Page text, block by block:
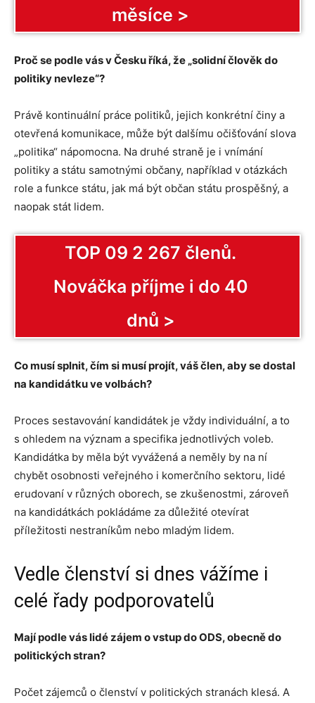
měsíce >
Proč se podle vás v Česku říká, že „solidní člověk do
politiky nevleze“?
Právě kontinuální práce politiků, jejich konkrétní činy a
otevřená komunikace, může být dalšímu očišťování slova
„politika“ nápomocna. Na druhé straně je i vnímání
politiky a státu samotnými občany, například v otázkách
role a funkce státu, jak má být občan státu prospěšný, a
naopak stát lidem.
TOP 09 2 267 členů.
Nováčka příjme i do 40
dnů >
Co musí splnit, čím si musí projít, váš člen, aby se dostal
na kandidátku ve volbách?
Proces sestavování kandidátek je vždy individuální, a to
s ohledem na význam a specifika jednotlivých voleb.
Kandidátka by měla být vyvážená a neměly by na ní
chybět osobnosti veřejného i komerčního sektoru, lidé
erudovaní v různých oborech, se zkušenostmi, zároveň
na kandidátkách pokládáme za důležité otevírat
příležitosti nestraníkům nebo mladým lidem.
Vedle členství si dnes vážíme i
celé řady podporovatelů
Mají podle vás lidé zájem o vstup do ODS, obecně do
politických stran?
Počet zájemců o členství v politických stranách klesá. A